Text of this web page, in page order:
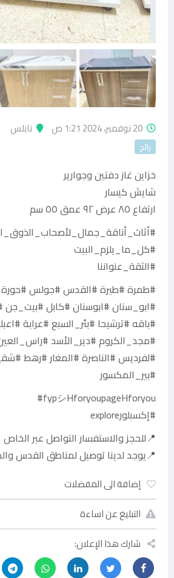
20 نوفمبر، 2024 1:21 ص نابلس
رائج
خزاين غاز دفتين وجوارير
شايش كيسار
ارتفاع ٨٥ عرض ٩٢ عمق ٥٥ سم
#كل_ما_يلزم_البيت
#الثقة_عنواننا
#طمرة #طيرة #القدس #جولس
#ابو_سنان #ابوسنان #كابل
#باقه #ترشيحا #بئر_السبع #عرابة
#مجد_الكروم #دير_الأسد
#لفرديس #الناصرة #المغار #رهط
#بير_المكسور
fypシHforyoupageHforyou#
#إكسبلورexplore
📍للحجز والاستفسار التواصل عبر الخاص
📍يوجد لدينا توصيل لمناطق القدس
إضافة الى المفضلات
التبليغ عن اساءة
شارك هذا الإعلان: